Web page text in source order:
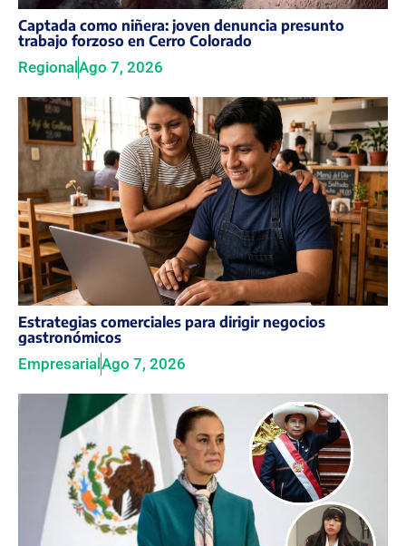
Captada como niñera: joven denuncia presunto
trabajo forzoso en Cerro Colorado
Regional Ago 7, 2026
Estrategias comerciales para dirigir negocios
gastronómicos
EmpresarialAgo 7, 2026